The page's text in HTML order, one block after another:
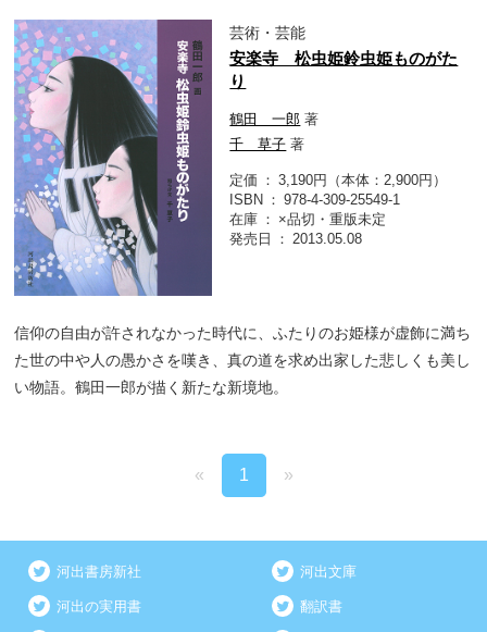
芸術・芸能
安楽寺 松虫姫鈴虫姫ものがた
り
鶴田 一郎 著
千 草子 著
定価
3,190円（本体：2,900円）
ISBN
978-4-309-25549-1
在庫
×品切・重版未定
発売日
2013.05.08
信仰の自由が許されなかった時代に、ふたりのお姫様が虚飾に満ち
た世の中や人の愚かさを嘆き、真の道を求め出家した悲しくも美し
い物語。鶴田一郎が描く新たな新境地。
« 1 »
河出書房新社 河出文庫
河出の実用書 翻訳書